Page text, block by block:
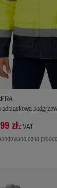
odblaskowa
złz VAT
cena